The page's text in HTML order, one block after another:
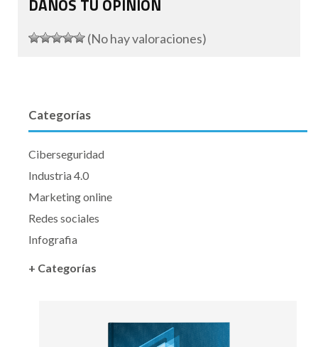
DANOS TU OPINIÓN
(No hay valoraciones)
Categorías
Ciberseguridad
Industria 4.0
Marketing online
Redes sociales
Infografia
+ Categorías